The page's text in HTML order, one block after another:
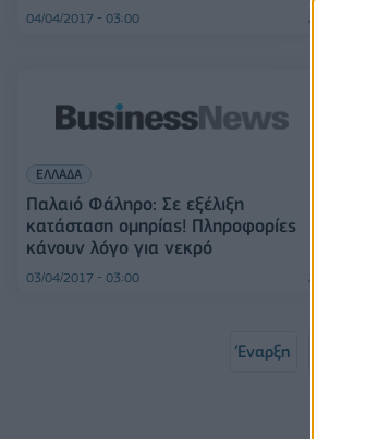
04/04/2017 - 03:00
ΕΛΛΑΔΑ
Παλαιό Φάληρο: Σε εξέλιξη
κατάσταση ομηρίας! Πληροφορίες
κάνουν λόγο για νεκρό
03/04/2017 - 03:00
Έναρξη